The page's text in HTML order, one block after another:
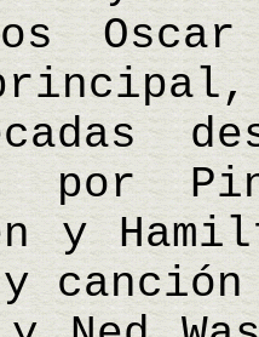
por
y
canción